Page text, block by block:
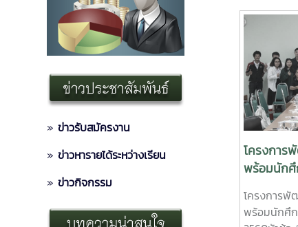
» ข่าวรับสมัครงาน
» ข่าวหารายได้ระหว่างเรียน
» ข่าวกิจกรรม
โครงการ
พร้อมนักศึ
Make
สำคัญไฉน)
โครงการพั
พร้อมนักศึ